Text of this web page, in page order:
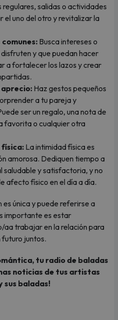
salidas o actividades
el uno del otro y revitalizar la
Busca intereses o
y que puedan hacer
a fortalecer los lazos y crear
Haz gestos pequeños
a tu pareja y
ser un regalo, una nota de
favorita o cualquier otra
La intimidad física es
amorosa. Dediquen tiempo a
saludable y satisfactoria, y no
afecto físico en el día a día.
es única y puede referirse a
importante es estar
trabajar en la relación para
futuro juntos.
tu radio de baladas
noticias de tus artistas
sus baladas!